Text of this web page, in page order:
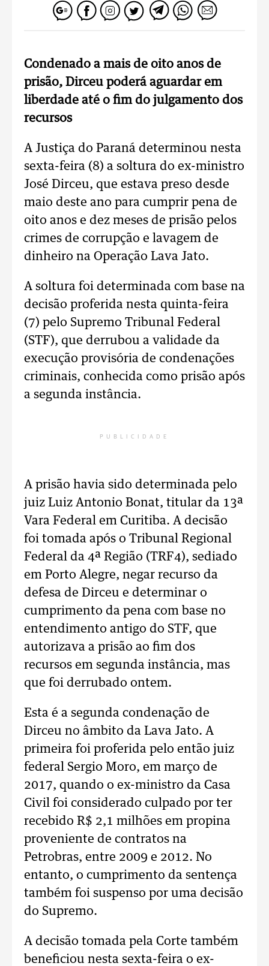
Condenado a mais de oito anos de
prisão, Dirceu poderá aguardar em
liberdade até o fim do julgamento dos
recursos
A Justiça do Paraná determinou nesta
sexta-feira (8) a soltura do ex-ministro
José Dirceu, que estava preso desde
maio deste ano para cumprir pena de
oito anos e dez meses de prisão pelos
crimes de corrupção e lavagem de
dinheiro na Operação Lava Jato.
A soltura foi determinada com base na
decisão proferida nesta quinta-feira
(7) pelo Supremo Tribunal Federal
(STF), que derrubou a validade da
execução provisória de condenações
criminais, conhecida como prisão após
a segunda instância.
PUBLICIDADE
A prisão havia sido determinada pelo
juiz Luiz Antonio Bonat, titular da 13ª
Vara Federal em Curitiba. A decisão
foi tomada após o Tribunal Regional
Federal da 4ª Região (TRF4), sediado
em Porto Alegre, negar recurso da
defesa de Dirceu e determinar o
cumprimento da pena com base no
entendimento antigo do STF, que
autorizava a prisão ao fim dos
recursos em segunda instância, mas
que foi derrubado ontem.
Esta é a segunda condenação de
Dirceu no âmbito da Lava Jato. A
primeira foi proferida pelo então juiz
federal Sergio Moro, em março de
2017, quando o ex-ministro da Casa
Civil foi considerado culpado por ter
recebido R$ 2,1 milhões em propina
proveniente de contratos na
Petrobras, entre 2009 e 2012. No
entanto, o cumprimento da sentença
também foi suspenso por uma decisão
do Supremo.
A decisão tomada pela Corte também
beneficiou nesta sexta-feira o ex-